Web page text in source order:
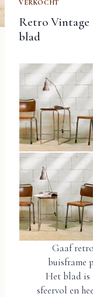
VERKOCHT
Retro Vintage
blad
Gaaf
buisframe
Het blad is
sfeervol en